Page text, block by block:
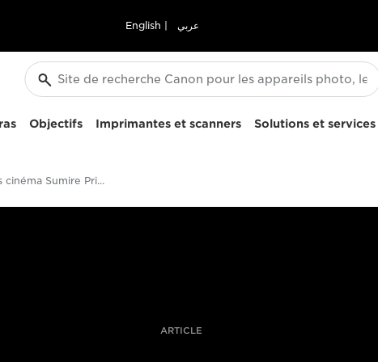
English عربي
Objectifs Imprimantes et scanners Solutions et services
Objectifs cinéma Sumire Prime sur les tournages
ARTICLE